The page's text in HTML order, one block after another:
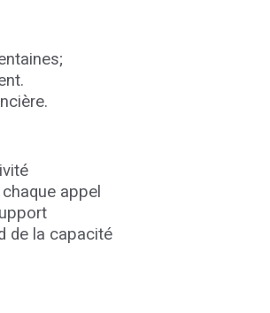
appel
de la capacité